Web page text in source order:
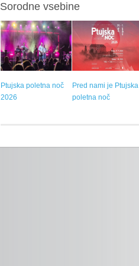
Sorodne vsebine
Ptujska poletna noč
2026
Pred nami je Ptujska
poletna noč